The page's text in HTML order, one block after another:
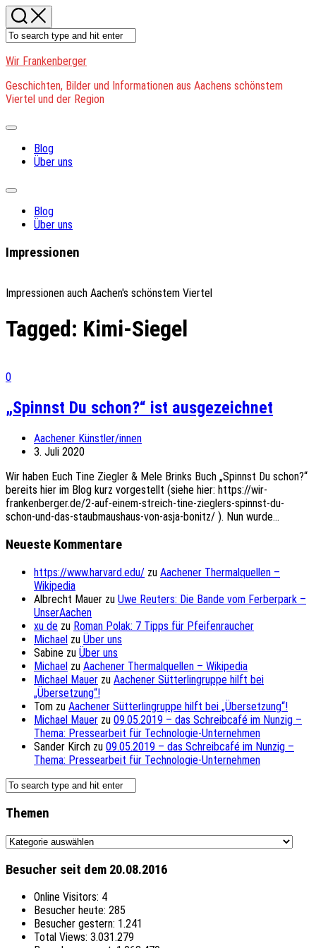
Skip
to
content
Wir Frankenberger
Geschichten, Bilder und Informationen aus Aachens schönstem
Viertel und der Region
Expand
Blog
Über uns
Expand
Blog
Über uns
Impressionen
Impressionen auch Aachen's schönstem Viertel
Tagged: Kimi-Siegel
0
„Spinnst Du schon?“ ist ausgezeichnet
Aachener Künstler/innen
3. Juli 2020
Wir haben Euch Tine Ziegler & Mele Brinks Buch „Spinnst Du schon?“
bereits hier im Blog kurz vorgestellt (siehe hier: https://wir-
frankenberger.de/2-auf-einem-streich-tine-zieglers-spinnst-du-
schon-und-das-staubmaushaus-von-asja-bonitz/ ). Nun wurde...
Neueste Kommentare
https://www.harvard.edu/ zu Aachener Thermalquellen –
Wikipedia
Albrecht Mauer zu Uwe Reuters: Die Bande vom Ferberpark –
UnserAachen
xu de zu Roman Polak: 7 Tipps für Pfeifenraucher
Michael zu Über uns
Sabine zu Über uns
Michael zu Aachener Thermalquellen – Wikipedia
Michael Mauer zu Aachener Sütterlingruppe hilft bei
„Übersetzung“!
Tom zu Aachener Sütterlingruppe hilft bei „Übersetzung“!
Michael Mauer zu 09.05.2019 – das Schreibcafé im Nunzig –
Thema: Pressearbeit für Technologie-Unternehmen
Sander Kirch zu 09.05.2019 – das Schreibcafé im Nunzig –
Thema: Pressearbeit für Technologie-Unternehmen
Themen
Themen
Besucher seit dem 20.08.2016
Online Visitors: 4
Besucher heute: 285
Besucher gestern: 1.241
Total Views: 3.031.279